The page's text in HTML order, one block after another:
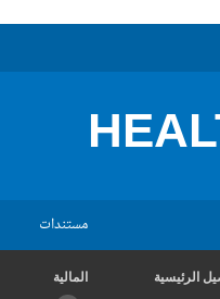
مستندات
الرئيسية المالية